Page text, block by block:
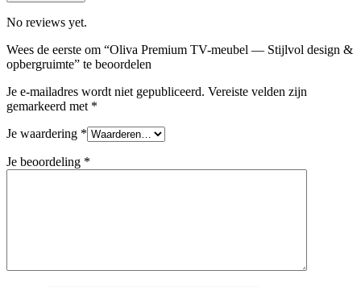
No reviews yet.
Wees de eerste om “Oliva Premium TV-meubel — Stijlvol design &
opbergruimte” te beoordelen
Je e-mailadres wordt niet gepubliceerd. Vereiste velden zijn
gemarkeerd met *
Je waardering *
Je beoordeling *